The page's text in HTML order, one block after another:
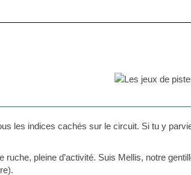
les indices cachés sur le circuit. Si tu y
ruche, pleine d’activité. Suis Mellis, notre